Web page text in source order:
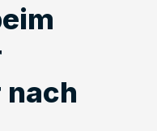
nach